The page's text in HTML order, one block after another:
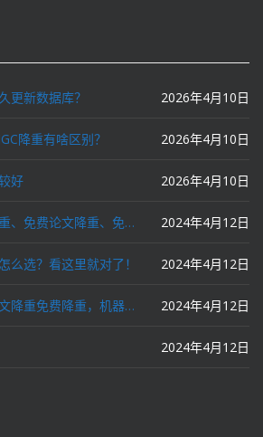
更新数据库？ 2026年4月10日
降重有啥区别？ 2026年4月10日
好 2026年4月10日
免费论文查重、免费查重、免费论文降重、免费降重、智能降重、一键降重、降低AIGC写作率、AI写论文，这些名词你了解吗？ 2024年4月12日
么选？看这里就对了！ 2024年4月12日
论文查重免费查重，论文降重免费降重，机器降重，人工降重，降低AIGC写作率，ai写论文，都要选论文狗和paperdog以及文思慧达！ 2024年4月12日
2024年4月12日